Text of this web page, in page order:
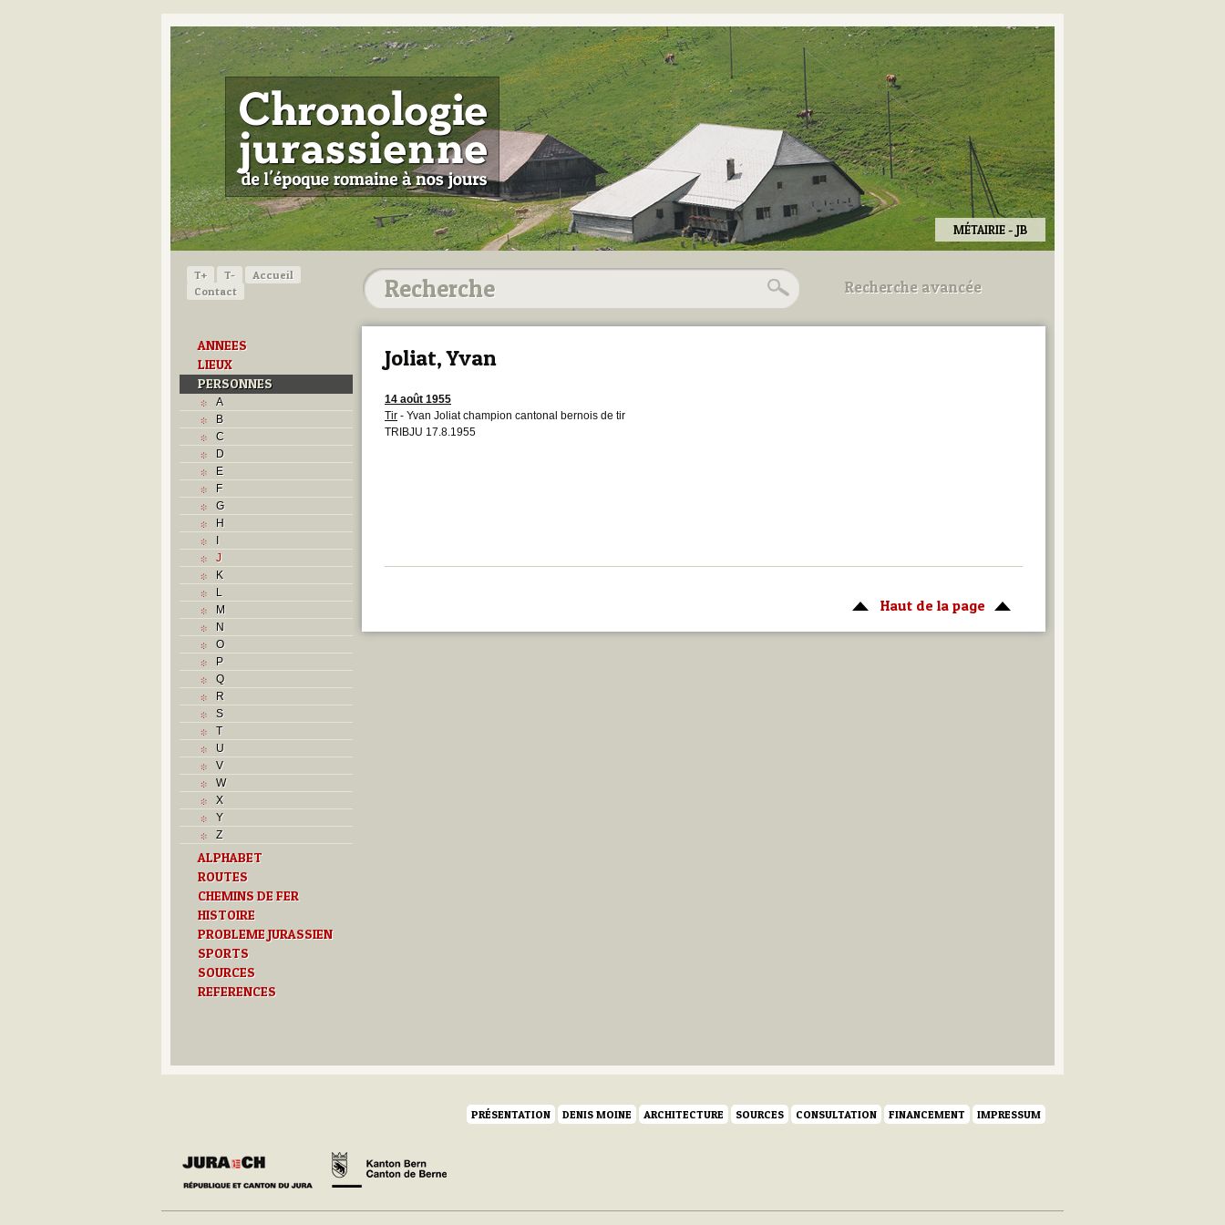
MÉTAIRIE - JB
T+ T-
Accueil
Contact
ANNEES
LIEUX
PERSONNES
A
B
C
D
E
F
G
H
I
J
K
L
M
N
O
P
Q
R
S
T
U
V
W
X
Y
Z
ALPHABET
ROUTES
CHEMINS DE FER
HISTOIRE
PROBLEME JURASSIEN
SPORTS
SOURCES
REFERENCES
Recherche avancée
Utilisez les champs ci-dessous
Joliat, Yvan
14 août 1955
Tir - Yvan Joliat champion cantonal bernois de tir
TRIBJU 17.8.1955
Haut de la page
PRÉSENTATION DENIS MOINE ARCHITECTURE SOURCES CONSULTATION FINANCEMENT IMPRESSUM